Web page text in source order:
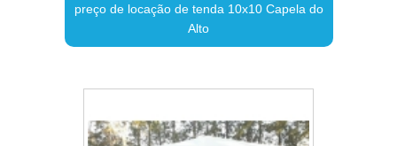
preço de locação de tenda 10x10 Capela do
Alto